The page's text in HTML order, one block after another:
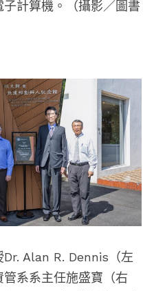
計算機。（攝影／圖書
Alan R. Dennis（左
系系主任施盛寶（右